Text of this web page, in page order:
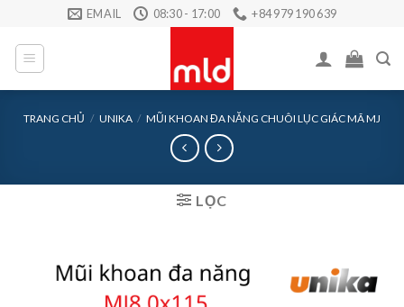
content
EMAIL 08:30 - 17:00 +84 979 190 639
TRANG CHỦ / UNIKA / MŨI KHOAN ĐA NĂNG CHUÔI LỤC GIÁC MÃ MJ
LỌC